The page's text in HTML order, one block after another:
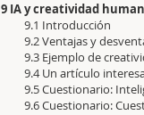
9 IA y creatividad
9.1 Introducción
9.2 Ventajas y
9.3 Ejemplo de
9.4 Un artículo
9.5 Cuestionario:
9.6 Cuestionario: